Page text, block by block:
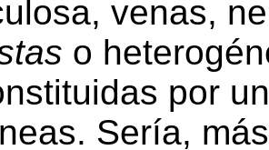
venas,
o
por
Sería,